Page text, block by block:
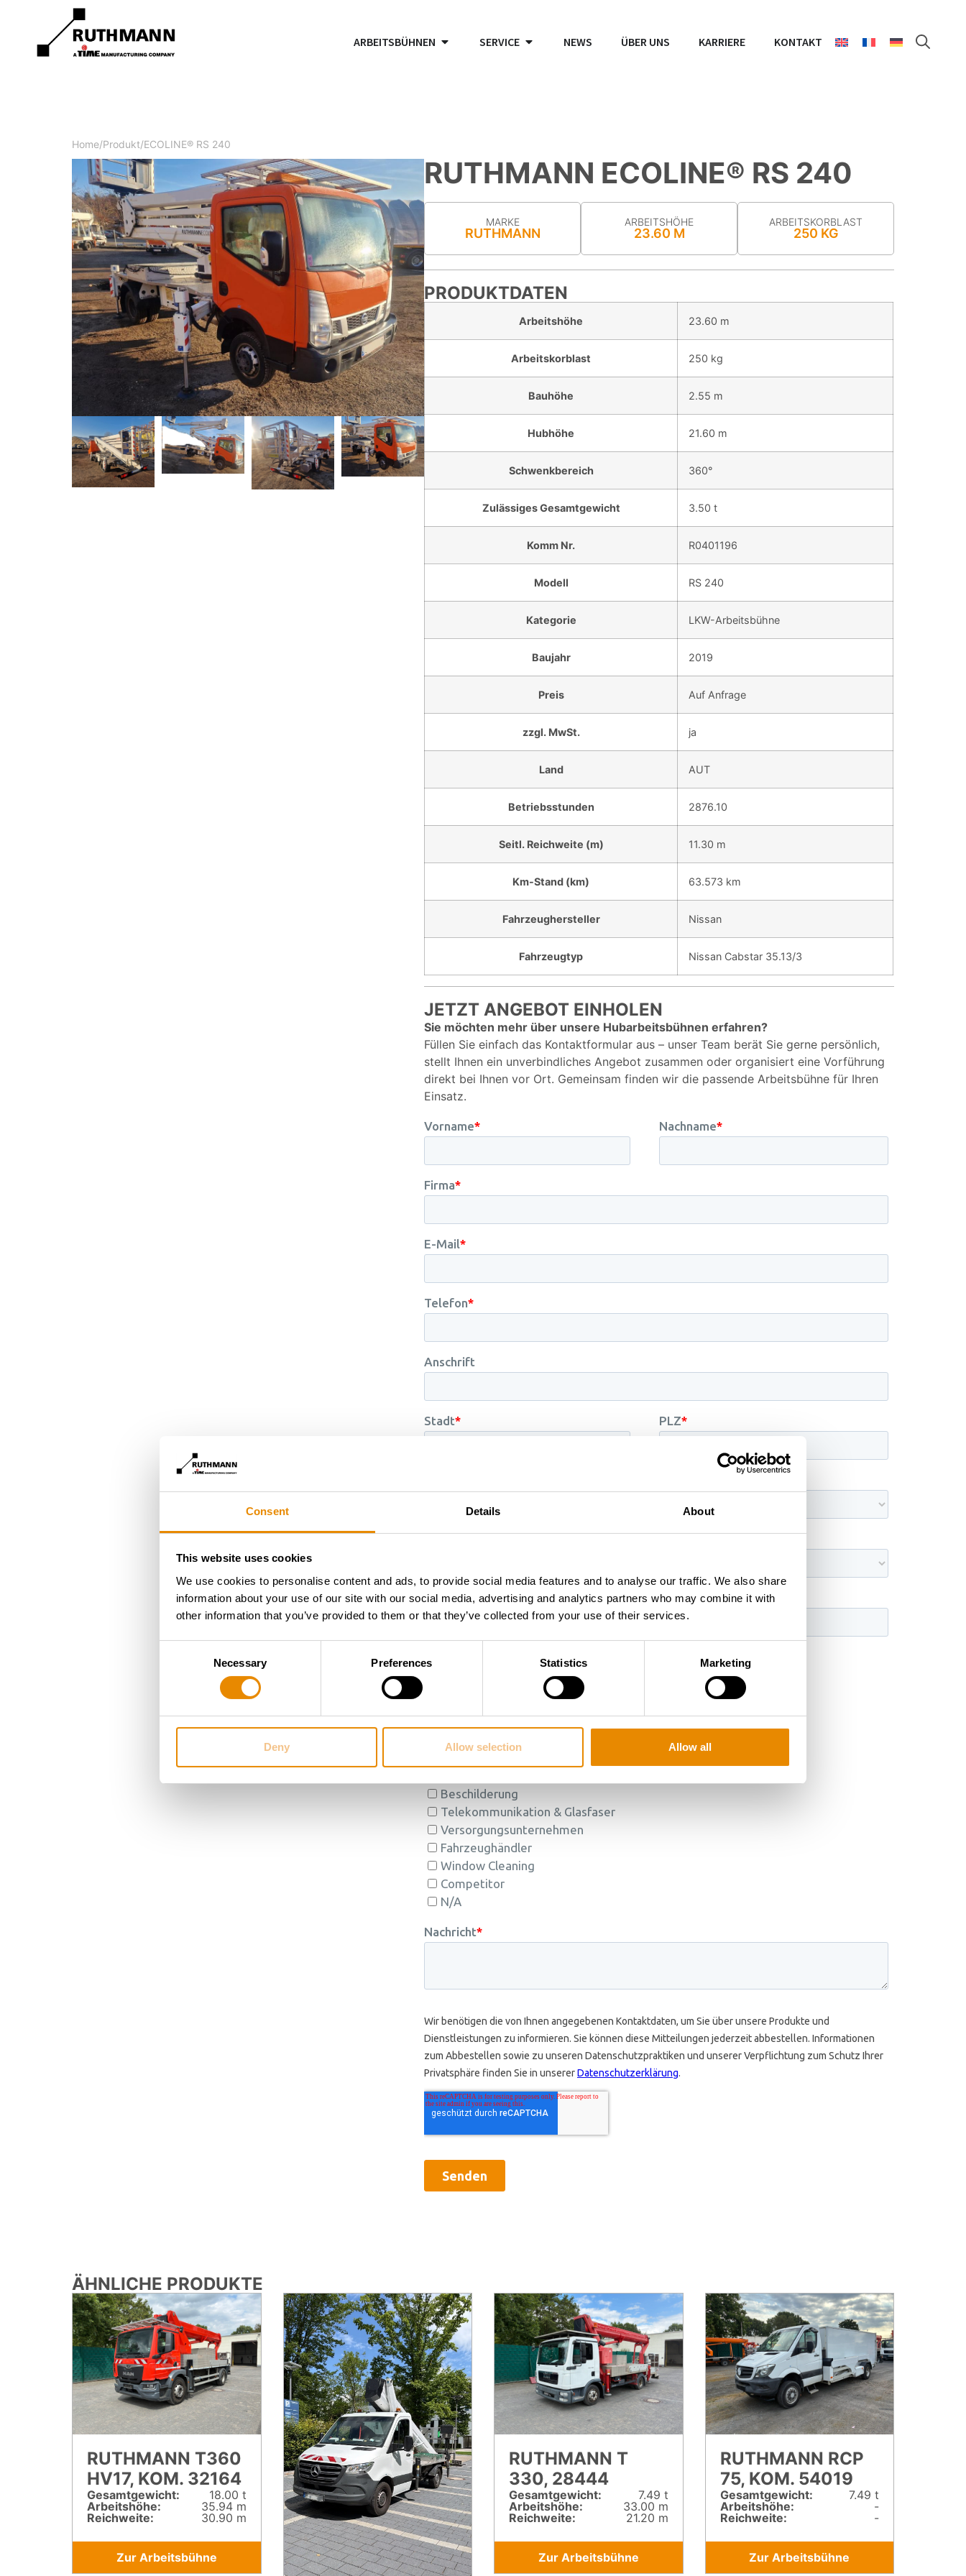
Consent Details About
This website uses cookies
We use cookies to personalise content and ads, to provide social media features and to analyse our traffic. We also share
information about your use of our site with our social media, advertising and analytics partners who may combine it with
other information that you’ve provided to them or that they’ve collected from your use of their services.
Necessary Preferences Statistics Marketing
Deny Allow selection Allow all
ARBEITSBÜHNEN SERVICE NEWS ÜBER UNS KARRIERE KONTAKT
Home/Produkt/ECOLINE® RS 240
RUTHMANN ECOLINE® RS 240
MARKE
RUTHMANN
ARBEITSHÖHE
23.60 M
ARBEITS­KORB­LAST
250 KG
PRODUKTDATEN
Arbeitshöhe 23.60 m
Arbeitskorblast 250 kg
Bauhöhe 2.55 m
Hubhöhe 21.60 m
Schwenkbereich 360°
Zulässiges Gesamtgewicht 3.50 t
Komm Nr. R0401196
Modell RS 240
Kategorie LKW-Arbeitsbühne
Baujahr 2019
Preis Auf Anfrage
zzgl. MwSt. ja
Land AUT
Betriebsstunden 2876.10
Seitl. Reichweite (m) 11.30 m
Km-Stand (km) 63.573 km
Fahrzeughersteller Nissan
Fahrzeugtyp Nissan Cabstar 35.13/3
JETZT ANGEBOT EINHOLEN
Sie möchten mehr über unsere Hubarbeitsbühnen erfahren?
Füllen Sie einfach das Kontaktformular aus – unser Team berät Sie gerne persönlich,
stellt Ihnen ein unverbindliches Angebot zusammen oder organisiert eine Vorführung
direkt bei Ihnen vor Ort. Gemeinsam finden wir die passende Arbeitsbühne für Ihren
Einsatz.
ÄHNLICHE PRODUKTE
RUTHMANN T360
HV17, KOM. 32164
Gesamt­gewicht:
18.00 t
Arbeitshöhe:
35.94 m
Reichweite:
30.90 m
Zur Arbeitsbühne
RUTHMANN T
330, 28444
Gesamt­gewicht:
7.49 t
Arbeitshöhe:
33.00 m
Reichweite:
21.20 m
Zur Arbeitsbühne
RUTHMANN RCP
75, KOM. 54019
Gesamt­gewicht:
7.49 t
Arbeitshöhe:
-
Reichweite:
-
Zur Arbeitsbühne